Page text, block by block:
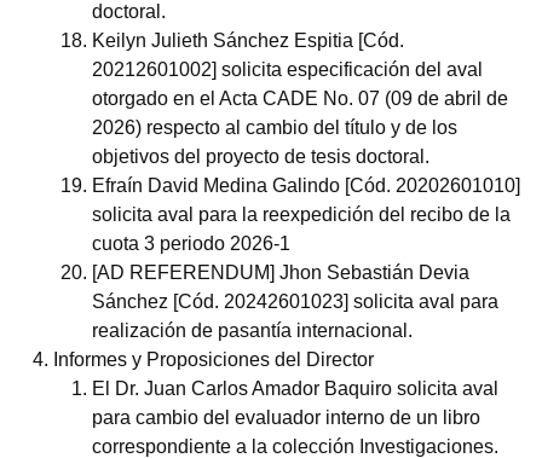
doctoral.
Keilyn Julieth Sánchez Espitia [Cód.
20212601002] solicita especificación del aval
otorgado en el Acta CADE No. 07 (09 de abril de
2026) respecto al cambio del título y de los
objetivos del proyecto de tesis doctoral.
Efraín David Medina Galindo [Cód. 20202601010]
solicita aval para la reexpedición del recibo de la
cuota 3 periodo 2026-1
[AD REFERENDUM] Jhon Sebastián Devia
Sánchez [Cód. 20242601023] solicita aval para
realización de pasantía internacional.
Informes y Proposiciones del Director
El Dr. Juan Carlos Amador Baquiro solicita aval
para cambio del evaluador interno de un libro
correspondiente a la colección Investigaciones.